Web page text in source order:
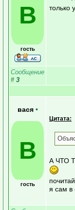
В
гость
только
Сообщение
# 3
вася •
В
гость
Цитата:
А ЧТО
я сам в